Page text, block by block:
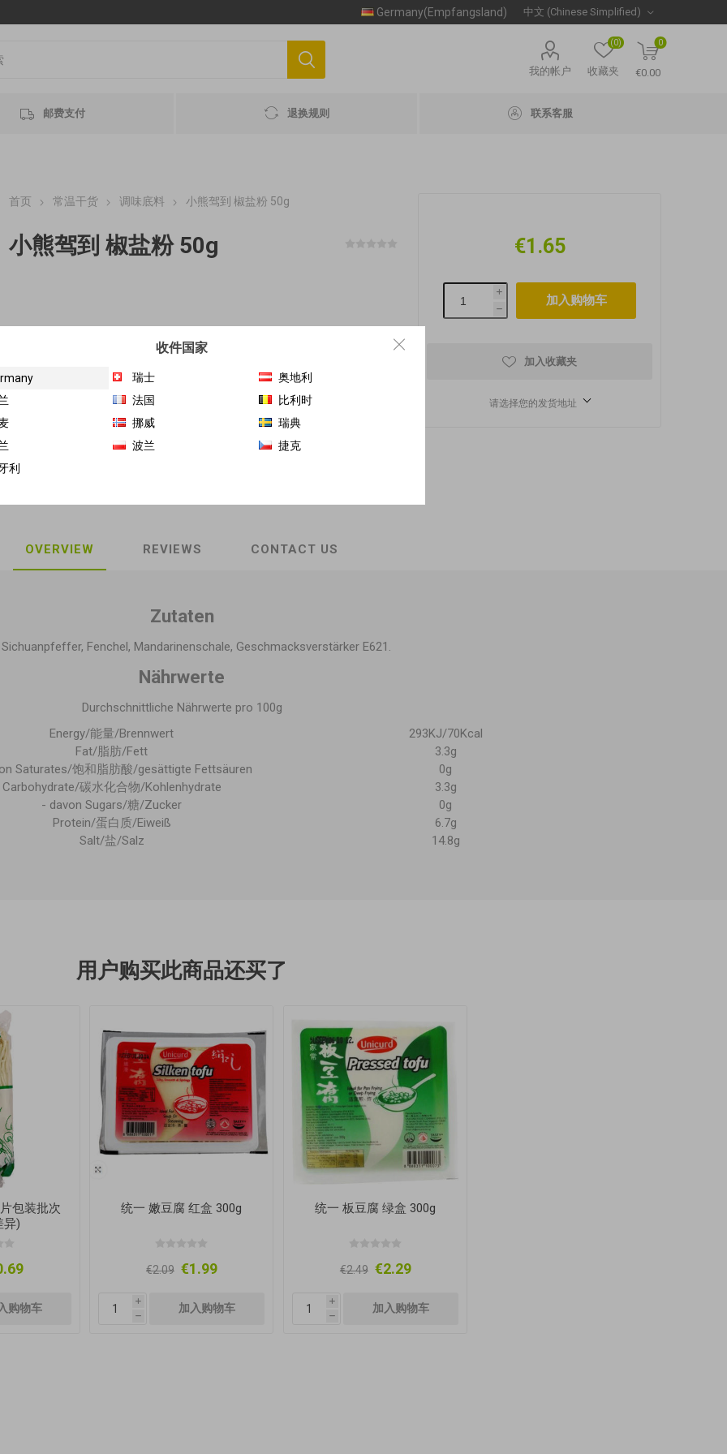
Germany(Empfangsland)
我的帐户 收藏夹
(0) 0
€0.00
邮费支付 退换规则 联系客服
首页 常温干货 调味底料 小熊驾到 椒盐粉 50g
小熊驾到 椒盐粉 50g
€4.7/ 100 g MHD 最佳赏味期 2026-12-11
商品库存单位（SKU）: GH-TW-16185
€1.65
i
h
加入收藏夹
请选择您的发货地址
OVERVIEW REVIEWS CONTACT US
Zutaten
Fenchel, Mandarinenschale, Geschmacksverstärker E621.
Nährwerte
Durchschnittliche Nährwerte pro 100g
Energy/能量/Brennwert
293KJ/70Kcal
Fat/脂肪/Fett
3.3g
Saturates/饱和脂肪酸/gesättigte Fettsäuren
0g
Carbohydrate/碳水化合物/Kohlenhydrate
3.3g
- davon Sugars/糖/Zucker
0g
Protein/蛋白质/Eiweiß
6.7g
Salt/盐/Salz
14.8g
用户购买此商品还买了
包装批次
异)
统一 嫩豆腐 红盒 300g
€2.09 €1.99
i
h
统一 板豆腐 绿盒 300g
€2.49 €2.29
i
h
收件国家
瑞士
奥地利
法国
比利时
挪威
瑞典
波兰
捷克
利